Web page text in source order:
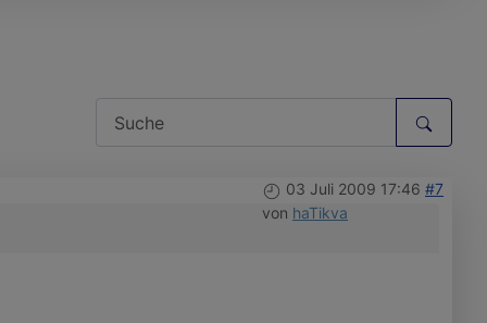
03 Juli 2009 17:46 #7
von haTikva